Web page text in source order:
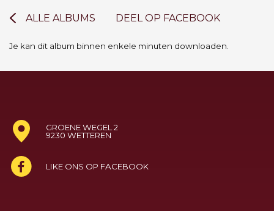
ALLE ALBUMS DEEL OP FACEBOOK
Je kan dit album binnen enkele minuten downloaden.
GROENE WEGEL 2
9230 WETTEREN
LIKE ONS OP FACEBOOK